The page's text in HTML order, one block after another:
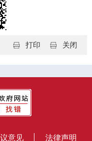
关闭
打印
意见 法律声明